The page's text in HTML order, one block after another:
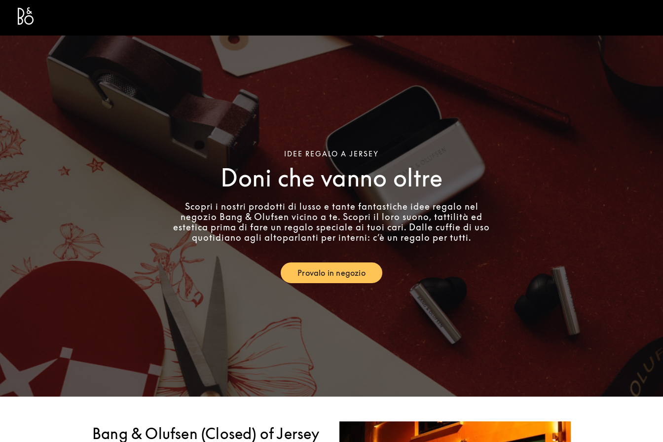
Bang & Olufsen - Exist to Create
IDEE REGALO A JERSEY
Doni che vanno oltre
Scopri i nostri prodotti di lusso e tante fantastiche idee regalo nel
negozio Bang & Olufsen vicino a te. Scopri il loro suono, tattilità ed
estetica prima di fare un regalo speciale ai tuoi cari. Dalle cuffie di uso
quotidiano agli altoparlanti per interni: c’è un regalo per tutti.
Provalo in negozioLink Opens in New Tab
Bang & Olufsen (Closed) of Jersey